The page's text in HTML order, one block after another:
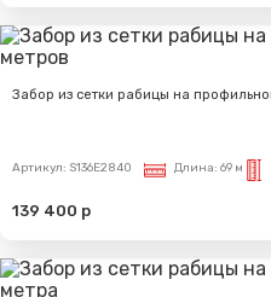
Забор из сетки рабицы на
Артикул: S136E2840 Длина: 69 м
139 400 р